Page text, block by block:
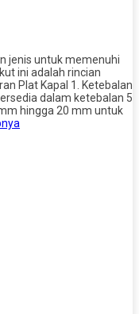
jenis untuk memenuhi
ini adalah rincian
Plat Kapal 1. Ketebalan
dalam ketebalan 5
hingga 20 mm untuk